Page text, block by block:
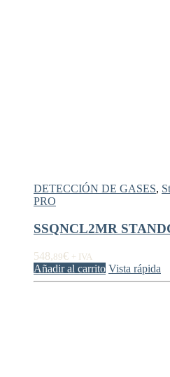
DETECCIÓN DE GASES,
PRO
SSQNCL2MR
548,89€ + IVA
Añadir al carrito Vista rápida